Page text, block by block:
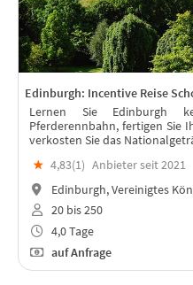
Edinburgh: Incentive Reise
Lernen Sie Edinburgh
Pferderennbahn, fertigen Sie
verkosten Sie das
★ 4,83(1) Anbieter seit 2021
Edinburgh, Vereinigtes
20 bis 250
4,0 Tage
auf Anfrage